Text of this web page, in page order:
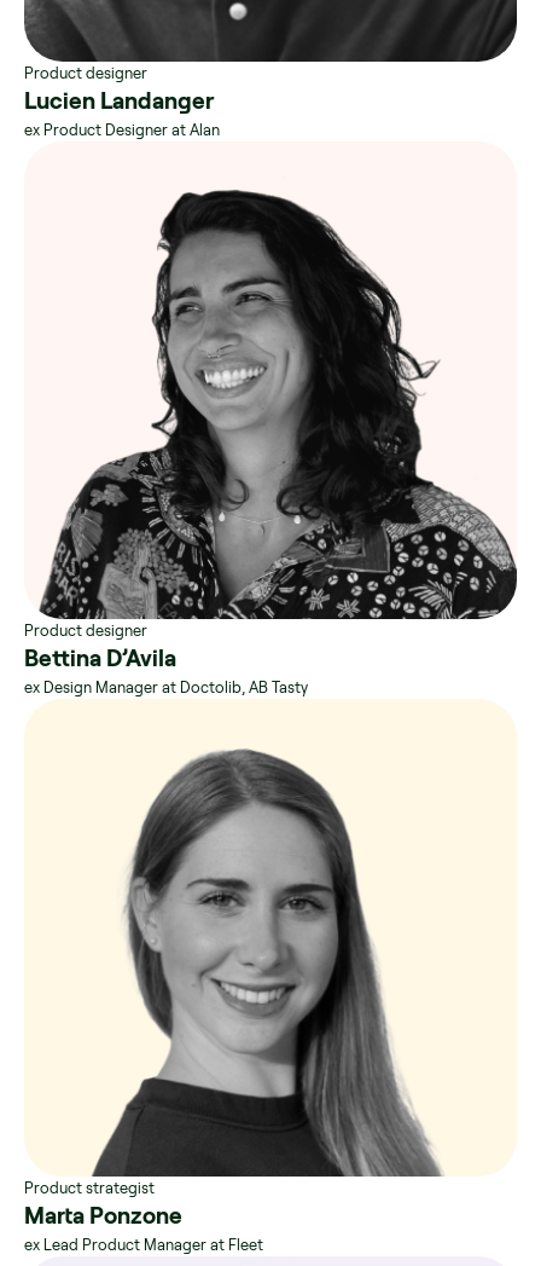
Product designer
Lucien Landanger
ex Product Designer at Alan
Product designer
Bettina D’Avila
ex Design Manager at Doctolib, AB Tasty
Product strategist
Marta Ponzone
ex Lead Product Manager at Fleet